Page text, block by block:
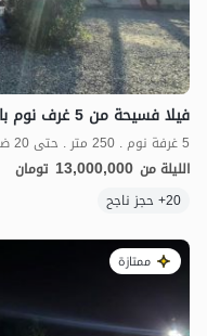
فيلا فسيحة من 5 غرف نوم بالقرب من شاطئ شامخالي
5 غرفة نوم . 250 متر . حتى 20 ضيف
الليلة من 13,000,000 تومان
20+ حجز ناجح
ممتازة